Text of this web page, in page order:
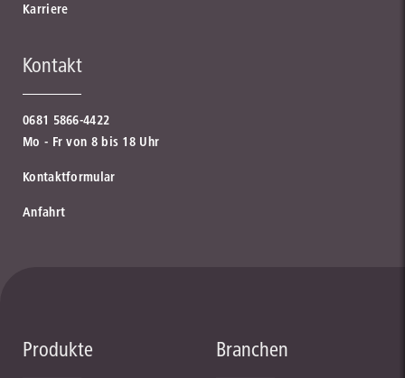
Karriere
Kontakt
0681 5866-4422
Mo - Fr von 8 bis 18 Uhr
Kontaktformular
Anfahrt
Produkte Branchen